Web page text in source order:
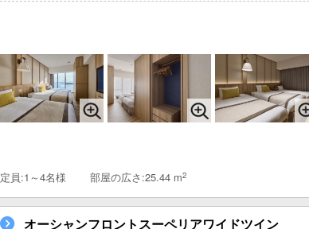
定員:1～4名様 部屋の広さ:25.44 m2
オーシャンフロントスーペリアワイドツイン